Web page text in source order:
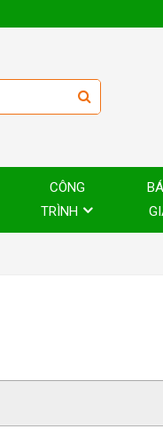
CÔNG
TRÌNH